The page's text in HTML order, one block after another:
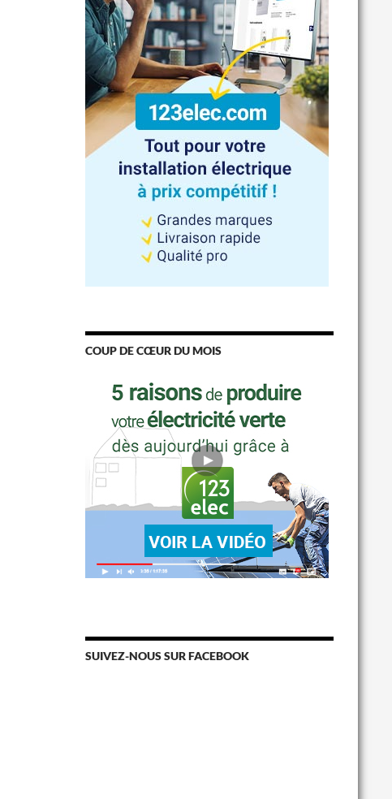
COUP DE CŒUR DU MOIS
SUIVEZ-NOUS SUR FACEBOOK